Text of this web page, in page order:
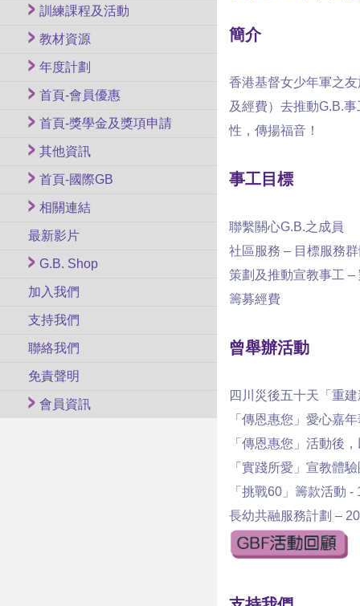
訓練課程及活動
教材資源
年度計劃
首頁-會員優惠
首頁-獎學金及獎項申請
其他資訊
首頁-國際GB
相關連結
最新影片
G.B. Shop
加入我們
支持我們
聯絡我們
免責聲明
會員資訊
簡介
香港基督女少年軍之
及經費）去推動G.B.
性，傳揚福音！
事工目標
聯繫關心G.B.之成員
社區服務 – 目標服務
策劃及推動宣教事工
籌募經費
曾舉辦活動
四川災後五十天「重
「傳恩惠您」愛心嘉
「傳恩惠您」活動後
「實踐所愛」宣教體
「挑戰60」籌款活動
長幼共融服務計劃 –